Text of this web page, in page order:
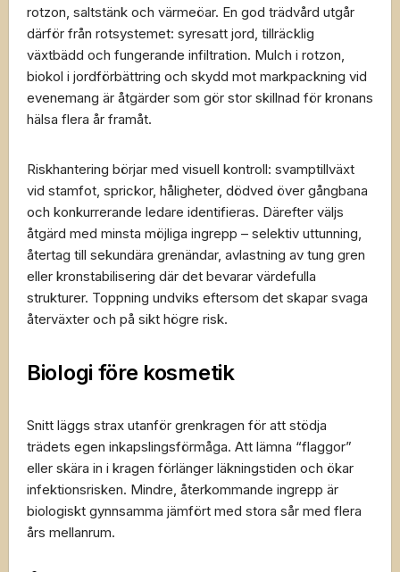
rotzon, saltstänk och värmeöar. En god trädvård utgår
därför från rotsystemet: syresatt jord, tillräcklig
växtbädd och fungerande infiltration. Mulch i rotzon,
biokol i jordförbättring och skydd mot markpackning vid
evenemang är åtgärder som gör stor skillnad för kronans
hälsa flera år framåt.
Riskhantering börjar med visuell kontroll: svamptillväxt
vid stamfot, sprickor, håligheter, dödved över gångbana
och konkurrerande ledare identifieras. Därefter väljs
åtgärd med minsta möjliga ingrepp – selektiv uttunning,
återtag till sekundära grenändar, avlastning av tung gren
eller kronstabilisering där det bevarar värdefulla
strukturer. Toppning undviks eftersom det skapar svaga
återväxter och på sikt högre risk.
Biologi före kosmetik
Snitt läggs strax utanför grenkragen för att stödja
trädets egen inkapslingsförmåga. Att lämna “flaggor”
eller skära in i kragen förlänger läkningstiden och ökar
infektionsrisken. Mindre, återkommande ingrepp är
biologiskt gynnsamma jämfört med stora sår med flera
års mellanrum.